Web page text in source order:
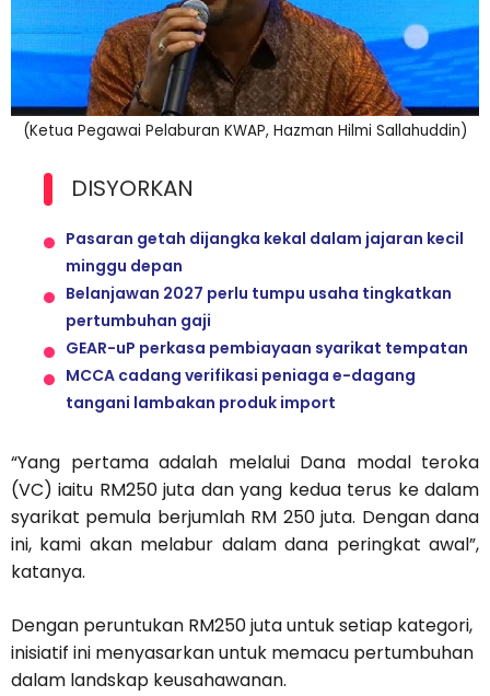
(Ketua Pegawai Pelaburan KWAP, Hazman Hilmi Sallahuddin)
DISYORKAN
Pasaran getah dijangka kekal dalam jajaran kecil
minggu depan
Belanjawan 2027 perlu tumpu usaha tingkatkan
pertumbuhan gaji
GEAR-uP perkasa pembiayaan syarikat tempatan
MCCA cadang verifikasi peniaga e-dagang
tangani lambakan produk import
“Yang pertama adalah melalui Dana modal teroka
(VC) iaitu RM250 juta dan yang kedua terus ke dalam
syarikat pemula berjumlah RM 250 juta. Dengan dana
ini, kami akan melabur dalam dana peringkat awal”,
katanya.
Dengan peruntukan RM250 juta untuk setiap kategori,
inisiatif ini menyasarkan untuk memacu pertumbuhan
dalam landskap keusahawanan.